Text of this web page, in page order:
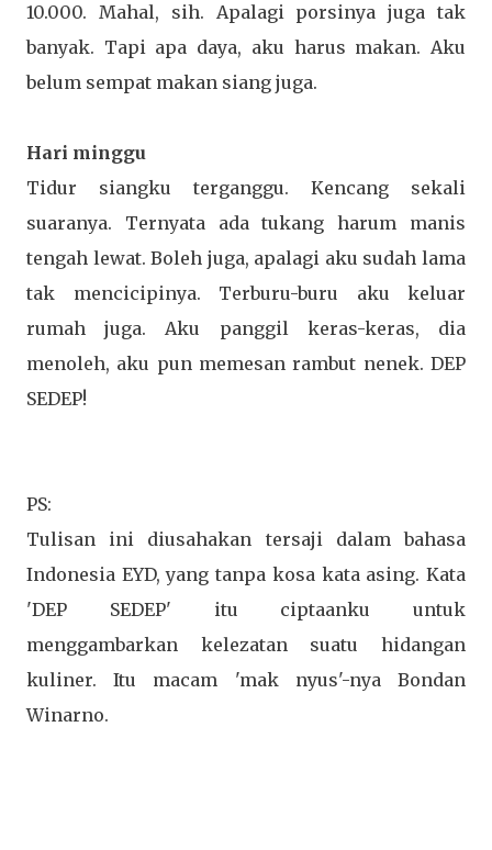
10.000. Mahal, sih. Apalagi porsinya juga tak
banyak. Tapi apa daya, aku harus makan. Aku
belum sempat makan siang juga.
Hari minggu
Tidur siangku terganggu. Kencang sekali
suaranya. Ternyata ada tukang harum manis
tengah lewat. Boleh juga, apalagi aku sudah lama
tak mencicipinya. Terburu-buru aku keluar
rumah juga. Aku panggil keras-keras, dia
menoleh, aku pun memesan rambut nenek. DEP
SEDEP!
PS:
Tulisan ini diusahakan tersaji dalam bahasa
Indonesia EYD, yang tanpa kosa kata asing. Kata
'DEP SEDEP' itu ciptaanku untuk
menggambarkan kelezatan suatu hidangan
kuliner. Itu macam 'mak nyus'-nya Bondan
Winarno.